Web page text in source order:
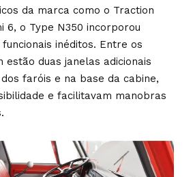
da marca como o Traction
6, o Type N350 incorporou
inéditos. Entre os
estão duas janelas adicionais
faróis e na base da cabine,
e facilitavam manobras